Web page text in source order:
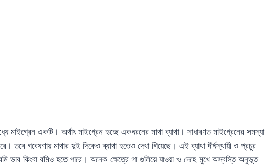
মাইগ্রেন একটি। অর্থাৎ মাইগ্রেন হচ্ছে একধরনের মাথা ব্যাথা। সাধারণত মাইগ্রেনের সমস্যা
তবে গবেষণায় মাথার দুই দিকেও ব্যাথা হতেও দেখা গিয়েছে। এই ব্যাথা দীর্ঘস্থায়ী ও প্রচুর
বমি ভাব কিংবা বমিও হতে পারে। অনেক ক্ষেত্রে গা গুলিয়ে যাওয়া ও দেহে মুখে অস্বস্তি অনুভূত